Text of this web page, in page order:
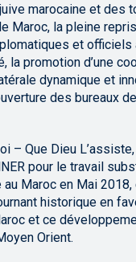
marocaine et des
Maroc, la pleine
et officiels
la promotion d’une
dynamique et
des bureaux
– Que Dieu
pour le travail
Maroc en Mai 2018,
historique en
et ce
Orient.